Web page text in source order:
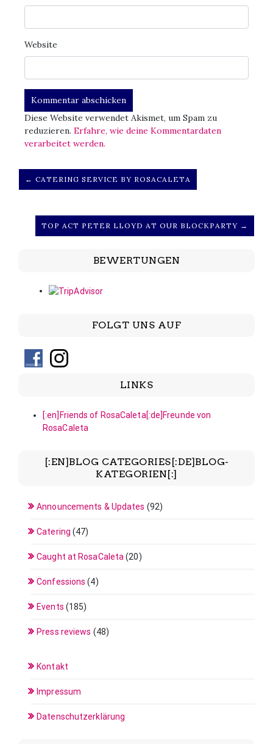
Website
Diese Website verwendet Akismet, um Spam zu
reduzieren. Erfahre, wie deine Kommentardaten
verarbeitet werden.
← CATERING SERVICE BY ROSACALETA
TOP ACT PETER LLOYD AT OUR BLOCKPARTY →
BEWERTUNGEN
FOLGT UNS AUF
LINKS
[:en]Friends of RosaCaleta[:de]Freunde von
RosaCaleta
[:EN]BLOG CATEGORIES[:DE]BLOG-
KATEGORIEN[:]
Announcements & Updates (92)
Catering (47)
Caught at RosaCaleta (20)
Confessions (4)
Events (185)
Press reviews (48)
Kontakt
Impressum
Datenschutzerklärung